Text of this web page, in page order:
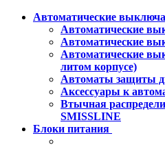
Автоматические
Автоматические
Автоматические
Автоматические
литом корпусе)
Автоматы защиты
Аксессуары к
Втычная
SMISSLINE
Блоки питания